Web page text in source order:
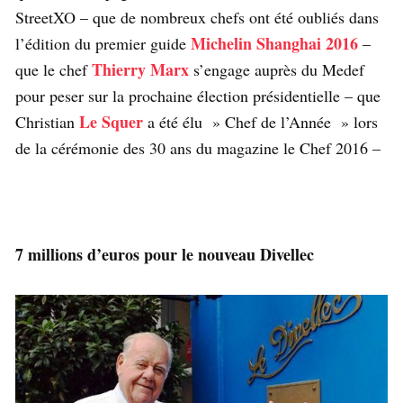
StreetXO – que de nombreux chefs ont été oubliés dans
l’édition du premier guide Michelin Shanghai 2016 –
que le chefThierry Marx s’engage auprès du Medef
pour peser sur la prochaine élection présidentielle – que
Christian Le Squer a été élu » Chef de l’Année » lors
de la cérémonie des 30 ans du magazine le Chef 2016 –
7 millions d’euros pour le nouveau Divellec